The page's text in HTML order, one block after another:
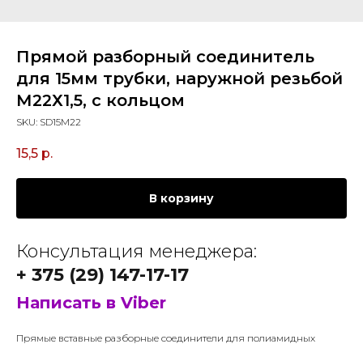
Прямой разборный соединитель
для 15мм трубки, наружной резьбой
М22Х1,5, с кольцом
SKU: SD15M22
15,5 р.
В корзину
Консультация менеджера:
+ 375 (29) 147-17-17
Написать в Viber
Прямые вставные разборные соединители для полиамидных